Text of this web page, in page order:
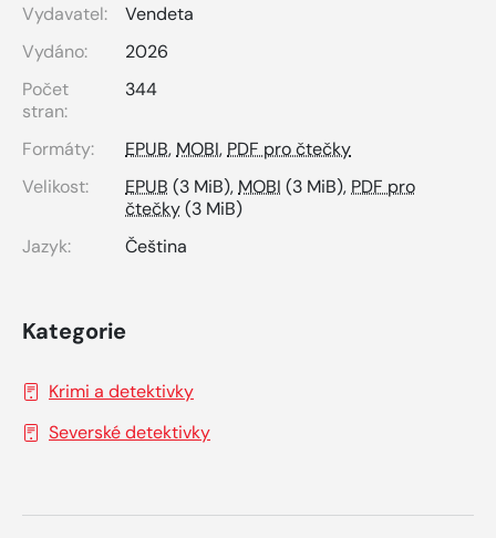
Vydavatel:
Vendeta
Vydáno:
2026
Počet
stran:
344
Formáty: EPUB, MOBI, PDF pro čtečky
Velikost:
EPUB (3 MiB), MOBI (3 MiB), PDF pro
čtečky(3 MiB)
Jazyk:
Čeština
Kategorie
Krimi a detektivky
Severské detektivky